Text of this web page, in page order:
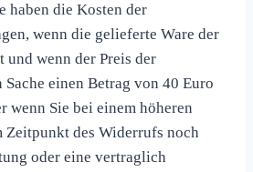
haben die Kosten der
wenn die gelieferte Ware der
und wenn der Preis der
einen Betrag von 40 Euro
wenn Sie bei einem höheren
Zeitpunkt des Widerrufs noch
oder eine vertraglich